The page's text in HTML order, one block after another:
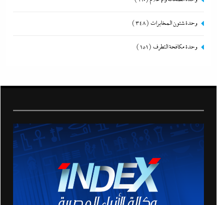
وحدة شئون المخابرات (348)
وحدة مكافحة التطرف (151)